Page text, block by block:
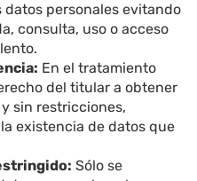
personales evitando
consulta, uso o acceso
En el tratamiento
del titular a obtener
sin restricciones,
existencia de datos que
Sólo se